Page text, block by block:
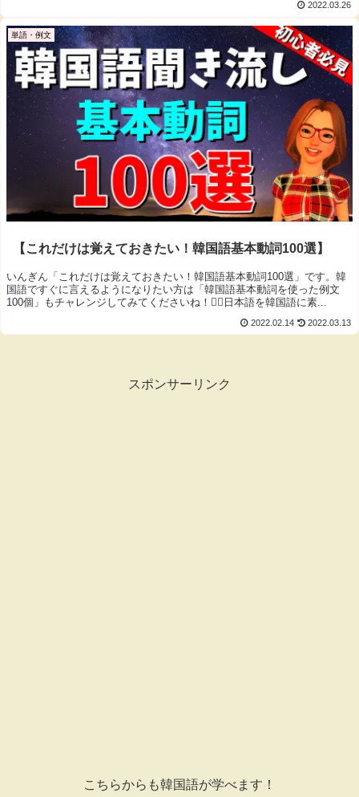
2022.03.26
単語・例文
【これだけは覚えておきたい！韓国語基本動詞100選】
いんぎん「これだけは覚えておきたい！韓国語基本動詞100選」です。韓
国語ですぐに言えるようになりたい方は「韓国語基本動詞を使った例文
100個」もチャレンジしてみてくださいね！🙋‍♀️日本語を韓国語に素...
2022.02.14 2022.03.13
スポンサーリンク
こちらからも韓国語が学べます！